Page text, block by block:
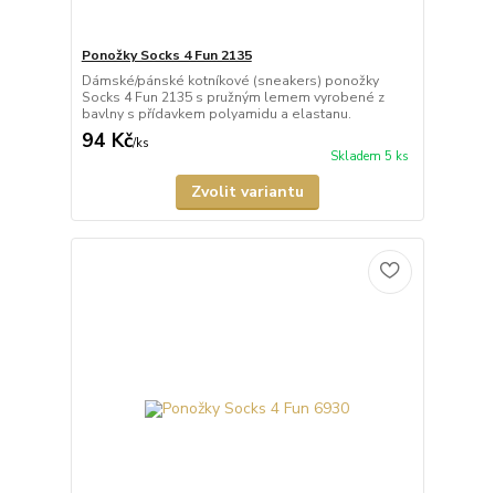
Ponožky Socks 4 Fun 2135
Dámské/pánské kotníkové (sneakers) ponožky
Socks 4 Fun 2135 s pružným lemem vyrobené z
bavlny s přídavkem polyamidu a elastanu.
94 Kč/ks
Skladem 5 ks
Zvolit variantu